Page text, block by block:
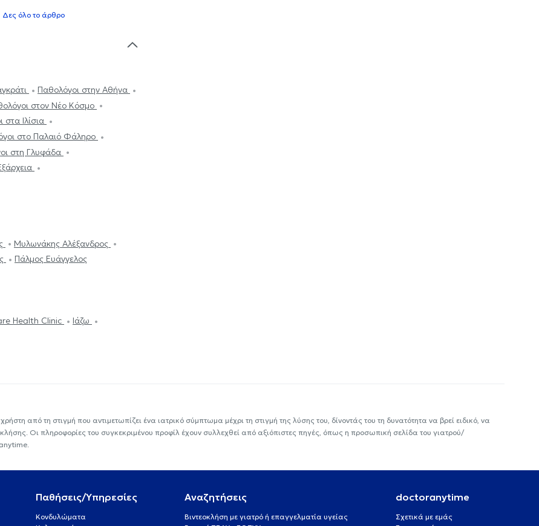
Δες όλο το άρθρο
Παθολόγοι στην Αθήνα
στον Νέο Κόσμο
στα Ιλίσια
στο Παλαιό Φάληρο
στη Γλυφάδα
Μυλωνάκης Αλέξανδρος
Πάλμος Ευάγγελος
Health Clinic
Ιάζω
από τη στιγμή που αντιμετωπίζει ένα ιατρικό σύμπτωμα μέχρι τη στιγμή της λύσης του, δίνοντάς του τη δυνατότητα να βρεί ειδικό, να
Οι πληροφορίες του συγκεκριμένου προφίλ έχουν συλλεχθεί από αξιόπιστες πηγές, όπως η προσωπική σελίδα του γιατρού/
Παθήσεις/Υπηρεσίες
Κονδυλώματα
Αναζητήσεις
Βιντεοκλήση με γιατρό ή επαγγελματία υγείας
doctoranytime
Σχετικά με εμάς